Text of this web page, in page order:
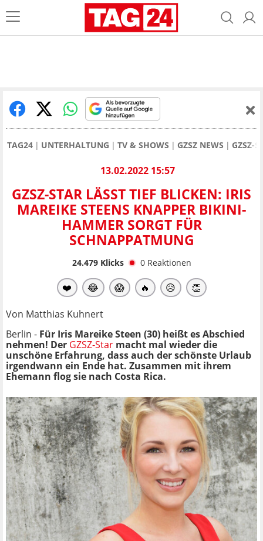
TAG24 UNTERHALTUNG TV & SHOWS GZSZ NEWS GZSZ-
13.02.2022 15:57
GZSZ-STAR LÄSST TIEF BLICKEN: IRIS
MAREIKE STEENS KNAPPER BIKINI-
HAMMER SORGT FÜR
SCHNAPPATMUNG
24.479Klicks 0 Reaktionen
❤️ 😂 😱 🔥 😥 👏
Von Matthias Kuhnert
Berlin - Für Iris Mareike Steen (30) heißt es Abschied
nehmen! Der GZSZ-Star macht mal wieder die
unschöne Erfahrung, dass auch der schönste Urlaub
irgendwann ein Ende hat. Zusammen mit ihrem
Ehemann flog sie nach Costa Rica.